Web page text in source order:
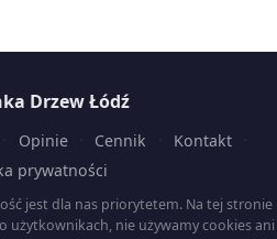
Drzew Łódź
Opinie Cennik Kontakt
prywatności
jest dla nas priorytetem. Na tej stronie
użytkownikach, nie używamy cookies ani